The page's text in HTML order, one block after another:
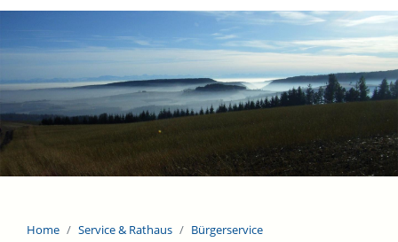
Home Service & Rathaus
Bürgerservice